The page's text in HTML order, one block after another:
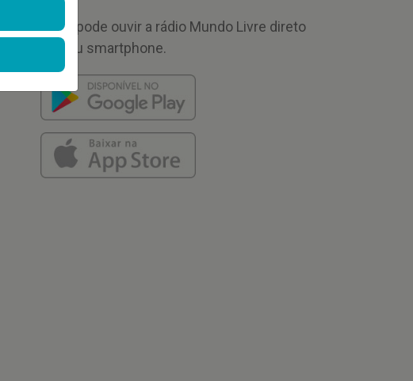
Você pode ouvir a rádio Mundo Livre direto
no seu smartphone.